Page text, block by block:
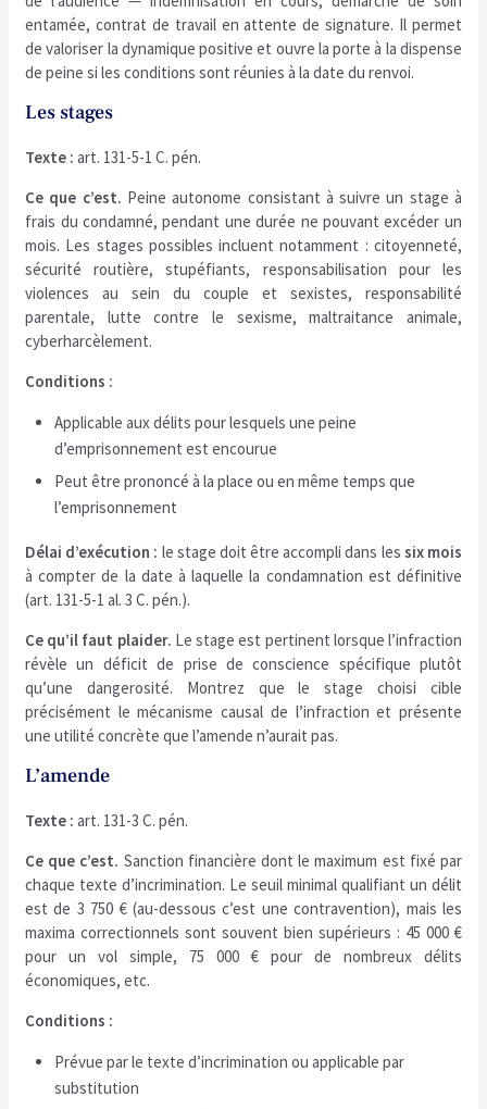
entamée, contrat de travail en attente de signature. Il permet
de valoriser la dynamique positive et ouvre la porte à la dispense
de peine si les conditions sont réunies à la date du renvoi.
Les stages
Texte : art. 131-5-1 C. pén.
Ce que c’est. Peine autonome consistant à suivre un stage à
frais du condamné, pendant une durée ne pouvant excéder un
mois. Les stages possibles incluent notamment : citoyenneté,
sécurité routière, stupéfiants, responsabilisation pour les
violences au sein du couple et sexistes, responsabilité
parentale, lutte contre le sexisme, maltraitance animale,
cyberharcèlement.
Conditions :
Applicable aux délits pour lesquels une peine
d’emprisonnement est encourue
Peut être prononcé à la place ou en même temps que
l’emprisonnement
Délai d’exécution : le stage doit être accompli dans les six mois
à compter de la date à laquelle la condamnation est définitive
(art. 131-5-1 al. 3 C. pén.).
Ce qu’il faut plaider. Le stage est pertinent lorsque l’infraction
révèle un déficit de prise de conscience spécifique plutôt
qu’une dangerosité. Montrez que le stage choisi cible
précisément le mécanisme causal de l’infraction et présente
une utilité concrète que l’amende n’aurait pas.
L’amende
Texte : art. 131-3 C. pén.
Ce que c’est. Sanction financière dont le maximum est fixé par
chaque texte d’incrimination. Le seuil minimal qualifiant un délit
est de 3 750 € (au-dessous c’est une contravention), mais les
maxima correctionnels sont souvent bien supérieurs : 45 000 €
pour un vol simple, 75 000 € pour de nombreux délits
économiques, etc.
Conditions :
Prévue par le texte d’incrimination ou applicable par
substitution